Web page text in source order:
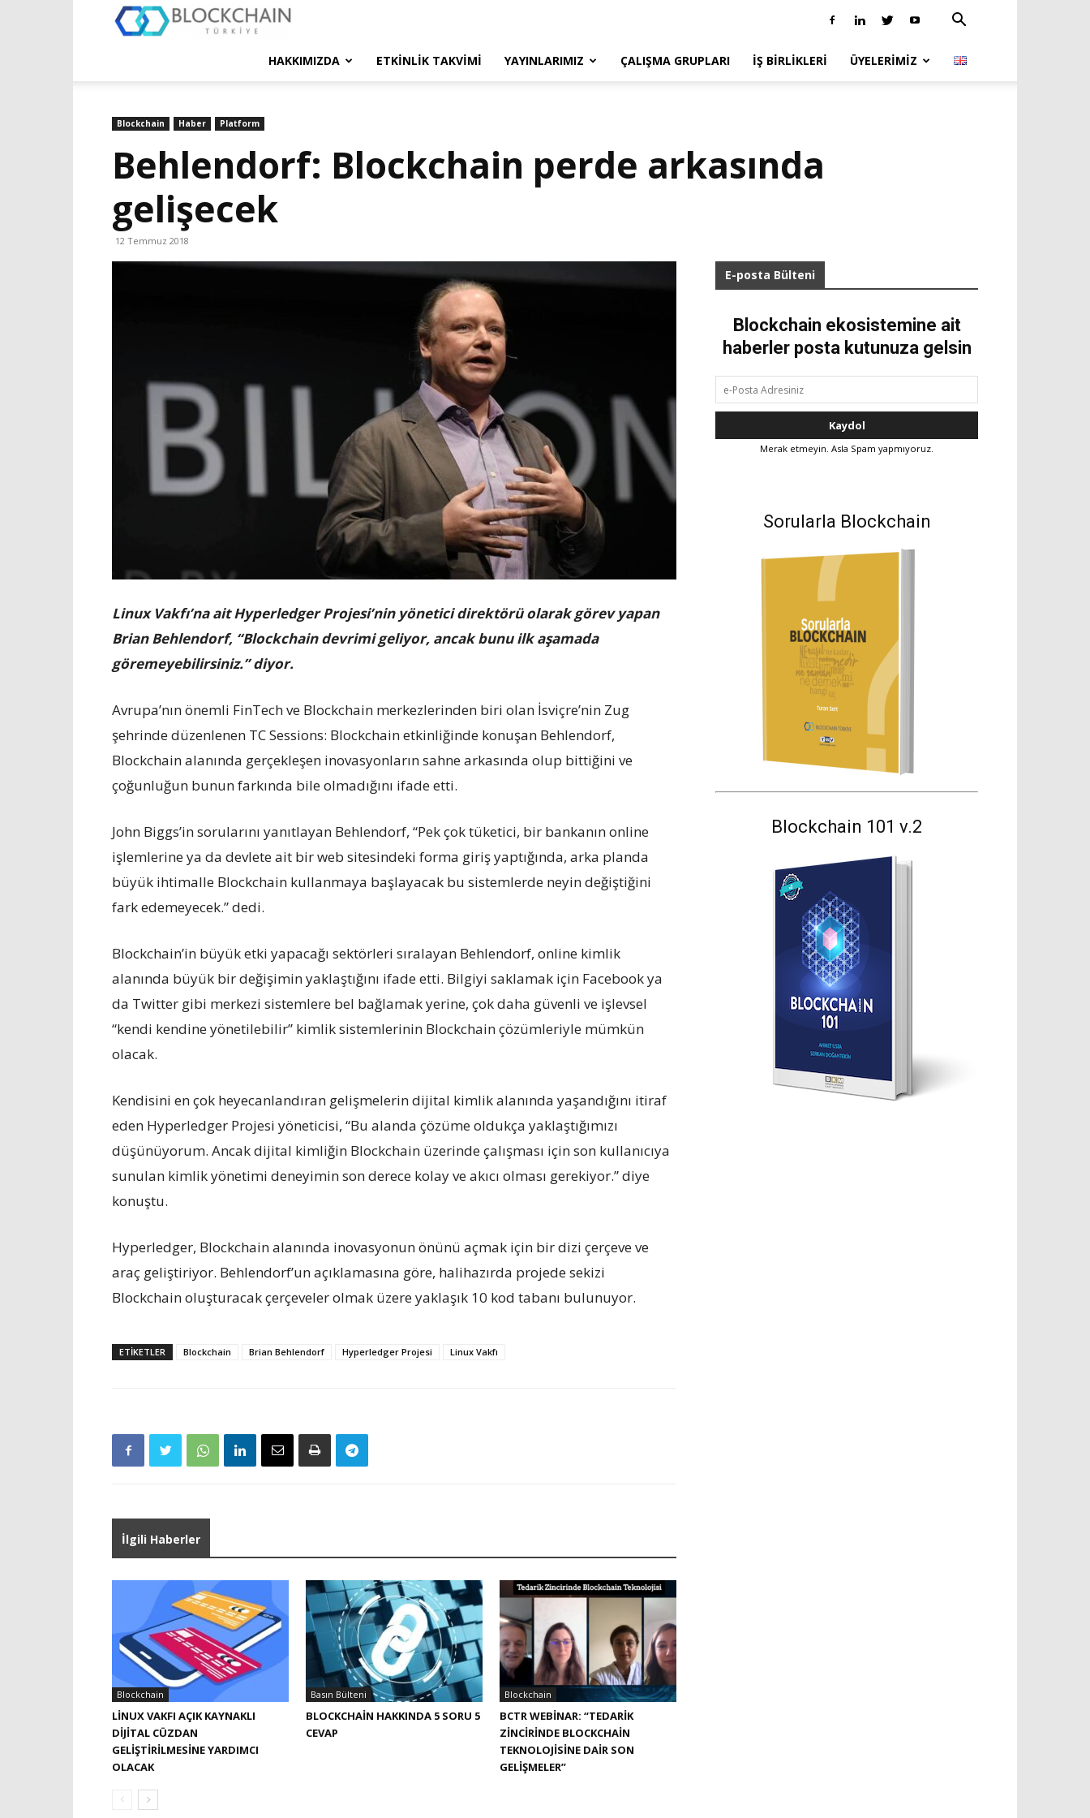
Türkiye
HAKKIMIZDA ETKINLIK TAKVIMI YAYINLARIMIZ ÇALIŞMA GRUPLARI İŞ BIRLIKLERI ÜYELERIMIZ
Blockchain Haber Platform
Behlendorf: Blockchain perde arkasında
gelişecek
12 Temmuz 2018
Linux Vakfı’na ait Hyperledger Projesi’nin yönetici direktörü olarak görev yapan
Brian Behlendorf, “Blockchain devrimi geliyor, ancak bunu ilk aşamada
göremeyebilirsiniz.” diyor.
Avrupa’nın önemli FinTech ve Blockchain merkezlerinden biri olan İsviçre’nin Zug
şehrinde düzenlenen TC Sessions: Blockchain etkinliğinde konuşan Behlendorf,
Blockchain alanında gerçekleşen inovasyonların sahne arkasında olup bittiğini ve
çoğunluğun bunun farkında bile olmadığını ifade etti.
John Biggs’in sorularını yanıtlayan Behlendorf, “Pek çok tüketici, bir bankanın online
işlemlerine ya da devlete ait bir web sitesindeki forma giriş yaptığında, arka planda
büyük ihtimalle Blockchain kullanmaya başlayacak bu sistemlerde neyin değiştiğini
fark edemeyecek.” dedi.
Blockchain’in büyük etki yapacağı sektörleri sıralayan Behlendorf, online kimlik
alanında büyük bir değişimin yaklaştığını ifade etti. Bilgiyi saklamak için Facebook ya
da Twitter gibi merkezi sistemlere bel bağlamak yerine, çok daha güvenli ve işlevsel
“kendi kendine yönetilebilir” kimlik sistemlerinin Blockchain çözümleriyle mümkün
olacak.
Kendisini en çok heyecanlandıran gelişmelerin dijital kimlik alanında yaşandığını itiraf
eden Hyperledger Projesi yöneticisi, “Bu alanda çözüme oldukça yaklaştığımızı
düşünüyorum. Ancak dijital kimliğin Blockchain üzerinde çalışması için son kullanıcıya
sunulan kimlik yönetimi deneyimin son derece kolay ve akıcı olması gerekiyor.” diye
konuştu.
Hyperledger, Blockchain alanında inovasyonun önünü açmak için bir dizi çerçeve ve
araç geliştiriyor. Behlendorf’un açıklamasına göre, halihazırda projede sekizi
Blockchain oluşturacak çerçeveler olmak üzere yaklaşık 10 kod tabanı bulunuyor.
ETIKETLER Blockchain Brian Behlendorf Hyperledger Projesi Linux Vakfı
İlgili Haberler
Blockchain
LINUX VAKFI AÇIK KAYNAKLI
DIJITAL CÜZDAN
GELIŞTIRILMESINE YARDIMCI
OLACAK
Basın Bülteni
BLOCKCHAIN HAKKINDA 5 SORU 5
CEVAP
Blockchain
BCTR WEBINAR: “TEDARIK
ZINCIRINDE BLOCKCHAIN
TEKNOLOJISINE DAIR SON
GELIŞMELER”
E-posta Bülteni
Blockchain ekosistemine ait
haberler posta kutunuza gelsin
Merak etmeyin. Asla Spam yapmıyoruz.
Sorularla Blockchain
Blockchain 101 v.2